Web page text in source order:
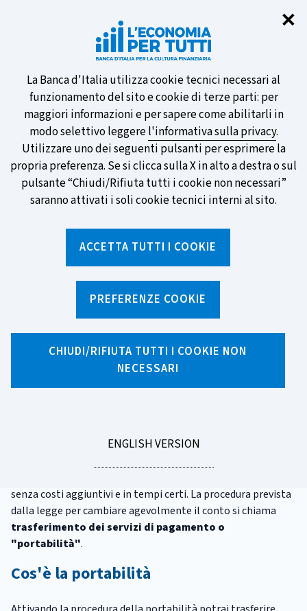
✕
Informativa
sui
cookie
La Banca d'Italia utilizza cookie tecnici necessari al
funzionamento del sito e cookie di terze parti: per
maggiori informazioni e per sapere come abilitarli in
modo selettivo leggerel'informativa sulla privacy.
Utilizzare uno dei seguenti pulsanti per esprimere la
propria preferenza. Se si clicca sulla X in alto a destra o sul
pulsante “Chiudi/Rifiuta tutti i cookie non necessari”
saranno attivati i soli cookie tecnici interni al sito.
ACCETTA TUTTI I COOKIE
PREFERENZE COOKIE
CHIUDI/RIFIUTA TUTTI I COOKIE NON
NECESSARI
GO
ENGLISH VERSION
Partecipa al sondaggio della BCE
sulle nuove banconote e vota la tua
preferita!
SCOPRI DI PIÙ
Facebook
LinkedinWhatsApp
Email
Cambiare conto con la
portabilità
una tariffa più conveniente? Allo stesso modo, se trovi
senza costi aggiuntivi e in tempi certi. La procedura prevista
dalla legge per cambiare agevolmente il conto si chiama
trasferimento dei servizi di pagamento o
"portabilità".
Cos'è la portabilità